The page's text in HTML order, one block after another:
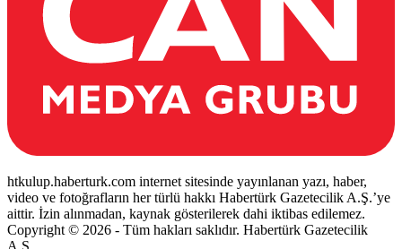
htkulup.haberturk.com internet sitesinde yayınlanan yazı, haber,
video ve fotoğrafların her türlü hakkı Habertürk Gazetecilik A.Ş.’ye
aittir. İzin alınmadan, kaynak gösterilerek dahi iktibas edilemez.
Copyright © 2026 - Tüm hakları saklıdır. Habertürk Gazetecilik
A.Ş.